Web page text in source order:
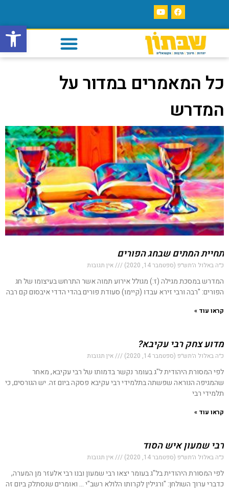
פתח
כל המאמרים במדור על
המדרש
תחיית המתים שבחג הפורים
כ״ה באלול ה׳תש״פ (ספטמבר 14, 2020) אין תגובות
המדרש במסכת מגילה (ז:) מגולל אירוע תמוה אשר התרחש בעיצומו של חג
הפורים: "רבה ורבי זירא עבדו (קיימו) סעודת פורים בהדי הדדי איבסום קם רבה
קראו עוד »
מדוע צחק רבי עקיבא?
כ״ה באלול ה׳תש״פ (ספטמבר 14, 2020) אין תגובות
לפי המסורת היהודית ל"ג בעומר נקשר בדמותו של רבי עקיבא, מאחר
שהמגיפה הנוראה שפשתה בתלמידי רבי עקיבא פסקה ביום זה. יש הגורסים, כי
תלמידי רבי
קראו עוד »
רבי שמעון איש הסוד
כ״ה באלול ה׳תש״פ (ספטמבר 14, 2020) אין תגובות
לפי המסורת היהודית בל"ג בעומר יצאו רבי שמעון ובנו רבי אלעזר מן המערה,
כדברי ערוך השולחן: "ורגילין לקרותו הלולא רשב"י … ואומרים שנסתלק ביום זה